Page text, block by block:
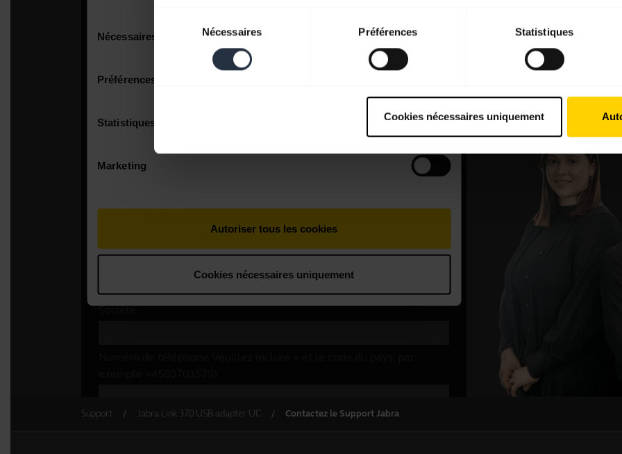
consentement
Nécessaires Préférences Statistiques
Cookies nécessaires uniquement
Support Jabra Link 370 USB adapter UC Contactez le Support Jabra